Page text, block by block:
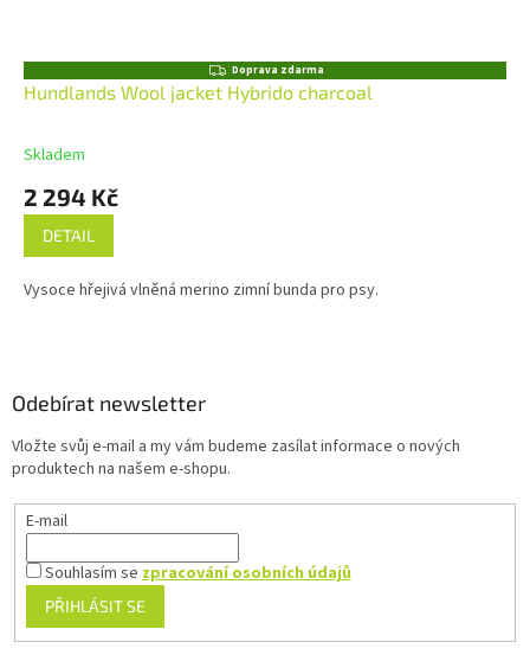
Z
D
A
Doprava zdarma
Hundlands Wool jacket Hybrido charcoal
Skladem
2 294 Kč
DETAIL
Vysoce hřejivá vlněná merino zimní bunda pro psy.
Odebírat newsletter
Vložte svůj e-mail a my vám budeme zasílat informace o nových
produktech na našem e-shopu.
E-mail
Souhlasím sezpracování osobních údajů
PŘIHLÁSIT SE